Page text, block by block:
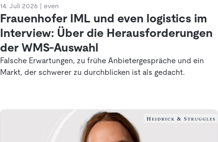
14. Juli 2026 even
Frauenhofer IML und even logistics im
Interview: Über die Herausforderungen
der WMS-Auswahl
Falsche Erwartungen, zu frühe Anbietergespräche und ein
Markt, der schwerer zu durchblicken ist als gedacht.